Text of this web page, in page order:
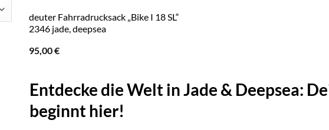
deuter Fahrradrucksack „Bike I 18 SL“
2346 jade, deepsea
95,00€
Entdecke die Welt in Jade & Deepsea:
beginnt hier!